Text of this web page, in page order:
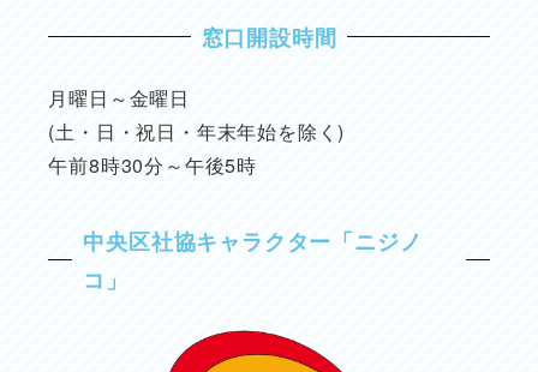
窓口開設時間
月曜日～金曜日
(土・日・祝日・年末年始を除く)
午前8時30分～午後5時
中央区社協キャラクター「ニジノ
コ」